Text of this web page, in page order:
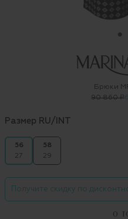
Брюки
90 860 ₽
Размер RU/INT
56
27
58
29
Получите скидку по
О